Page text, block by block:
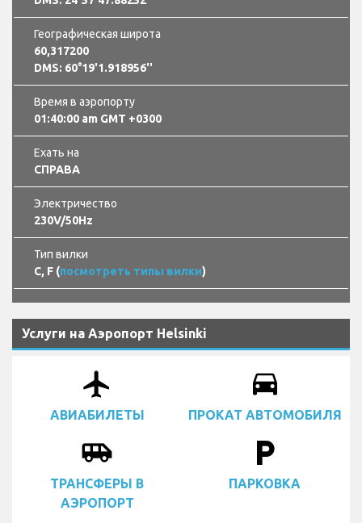
Географическая широта
60,317200
DMS: 60°19'1.918956''
Время в аэропорту
01:40:01 am GMT +0300
Ехать на
СПРАВА
Электричество
230V/50Hz
Тип вилки
C, F (посмотреть типы вилки)
Услуги на Аэропорт Helsinki
airplanemode_active
АВИАБИЛЕТЫ
drive_eta
ПРОКАТ АВТОМОБИЛЯ
airport_shuttle
ТРАНСФЕРЫ В
АЭРОПОРТ
local_parking
ПАРКОВКА